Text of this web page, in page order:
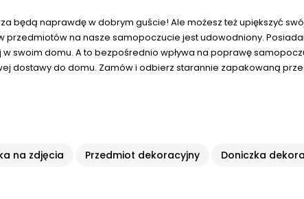
będą naprawdę w dobrym guście! Ale możesz też upiększyć
przedmiotów na nasze samopoczucie jest udowodniony.
swoim domu. A to bezpośrednio wpływa na poprawę
dostawy do domu. Zamów i odbierz starannie zapakowaną
na zdjęcia Przedmiot dekoracyjny Doniczka